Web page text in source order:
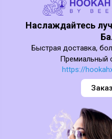
Наслаждайтесь
Быстрая доставка,
Премиальный
https://